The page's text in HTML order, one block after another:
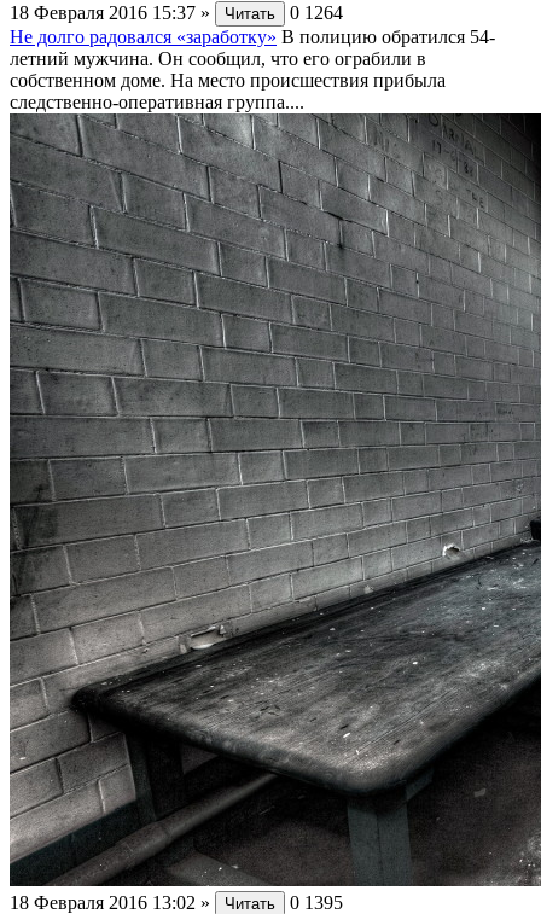
18 Февраля 2016 15:37 » Читать 0 1264
Не долго радовался «заработку» В полицию обратился 54-
летний мужчина. Он сообщил, что его ограбили в
собственном доме. На место происшествия прибыла
следственно-оперативная группа....
18 Февраля 2016 13:02 » Читать 0 1395